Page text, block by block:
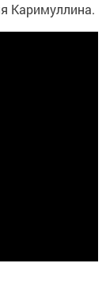
Каримуллина.